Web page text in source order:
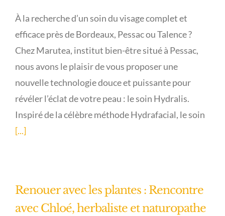
À la recherche d’un soin du visage complet et
efficace près de Bordeaux, Pessac ou Talence ?
Chez Marutea, institut bien-être situé à Pessac,
nous avons le plaisir de vous proposer une
nouvelle technologie douce et puissante pour
révéler l’éclat de votre peau : le soin Hydralis.
Inspiré de la célèbre méthode Hydrafacial, le soin
[...]
Renouer avec les plantes : Rencontre
avec Chloé, herbaliste et naturopathe